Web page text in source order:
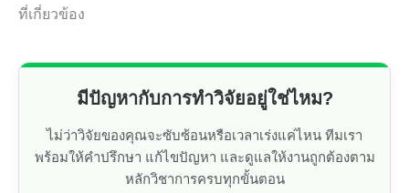
ที่เกี่ยวข้อง
มีปัญหากับการทำวิจัยอยู่ใช่ไหม?
ไม่ว่าวิจัยของคุณจะซับซ้อนหรือเวลาเร่งแค่ไหน ทีมเรา
พร้อมให้คำปรึกษา แก้ไขปัญหา และดูแลให้งานถูกต้องตาม
หลักวิชาการครบทุกขั้นตอน